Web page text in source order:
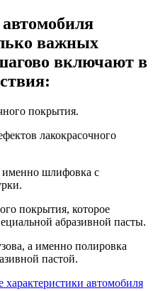
важных
включают в
покрытия.
лакокрасочного
именно шлифовка с
покрытия, которое
абразивной пасты.
а именно полировка
пастой.
характеристики автомобиля